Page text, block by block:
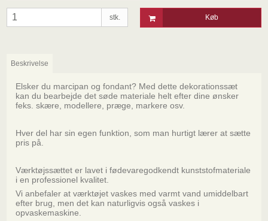
stk. Køb
Beskrivelse
Elsker du marcipan og fondant? Med dette dekorationssæt
kan du bearbejde det søde materiale helt efter dine ønsker
feks. skære, modellere, præge, markere osv.
Hver del har sin egen funktion, som man hurtigt lærer at sætte
pris på.
Værktøjssættet er lavet i fødevaregodkendt kunststofmateriale
i en professionel kvalitet.
Vi anbefaler at værktøjet vaskes med varmt vand umiddelbart
efter brug, men det kan naturligvis også vaskes i
opvaskemaskine.